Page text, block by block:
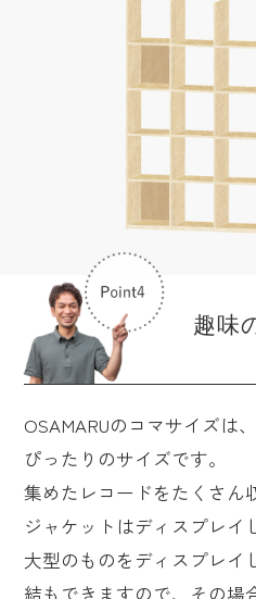
趣味
OSAMARUのコマサイズは
ぴったりのサイズです。
集めたレコードをたくさん
ジャケットはディスプレイ
大型のものをディスプレイ
結もできますので、その場